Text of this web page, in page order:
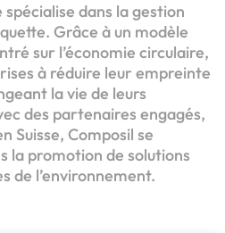
dans la gestion
Grâce à un modèle
sur l’économie circulaire,
à réduire leur empreinte
la vie de leurs
des partenaires engagés,
Suisse, Composil se
la promotion de solutions
de l’environnement.